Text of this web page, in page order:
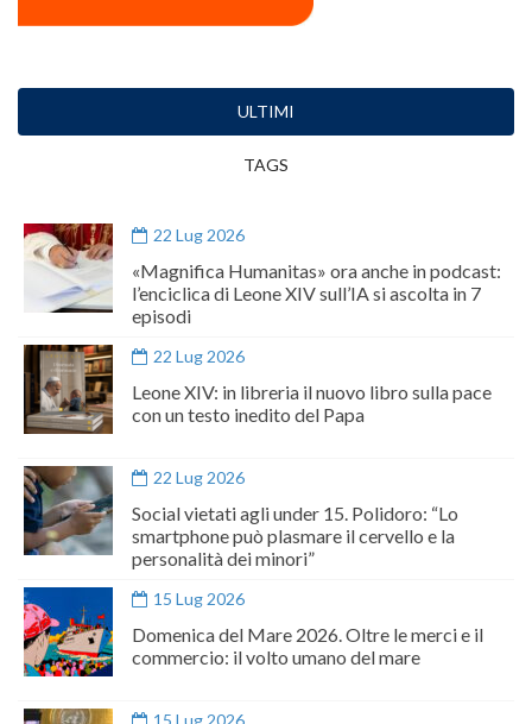
ULTIMI
TAGS
22 Lug 2026
«Magnifica Humanitas» ora anche in podcast:
l’enciclica di Leone XIV sull’IA si ascolta in 7
episodi
22 Lug 2026
Leone XIV: in libreria il nuovo libro sulla pace
con un testo inedito del Papa
22 Lug 2026
Social vietati agli under 15. Polidoro: “Lo
smartphone può plasmare il cervello e la
personalità dei minori”
15 Lug 2026
Domenica del Mare 2026. Oltre le merci e il
commercio: il volto umano del mare
15 Lug 2026